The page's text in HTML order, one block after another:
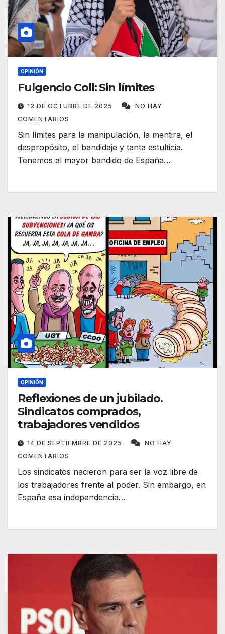
OPINIÓN
Fulgencio Coll: Sin límites
12 DE OCTUBRE DE 2025
NO HAY
COMENTARIOS
Sin límites para la manipulación, la mentira, el
despropósito, el bandidaje y tanta estulticia.
Tenemos al mayor bandido de España…
OPINIÓN
Reflexiones de un jubilado.
Sindicatos comprados,
trabajadores vendidos
14 DE SEPTIEMBRE DE 2025
NO HAY
COMENTARIOS
Los sindicatos nacieron para ser la voz libre de
los trabajadores frente al poder. Sin embargo, en
España esa independencia…